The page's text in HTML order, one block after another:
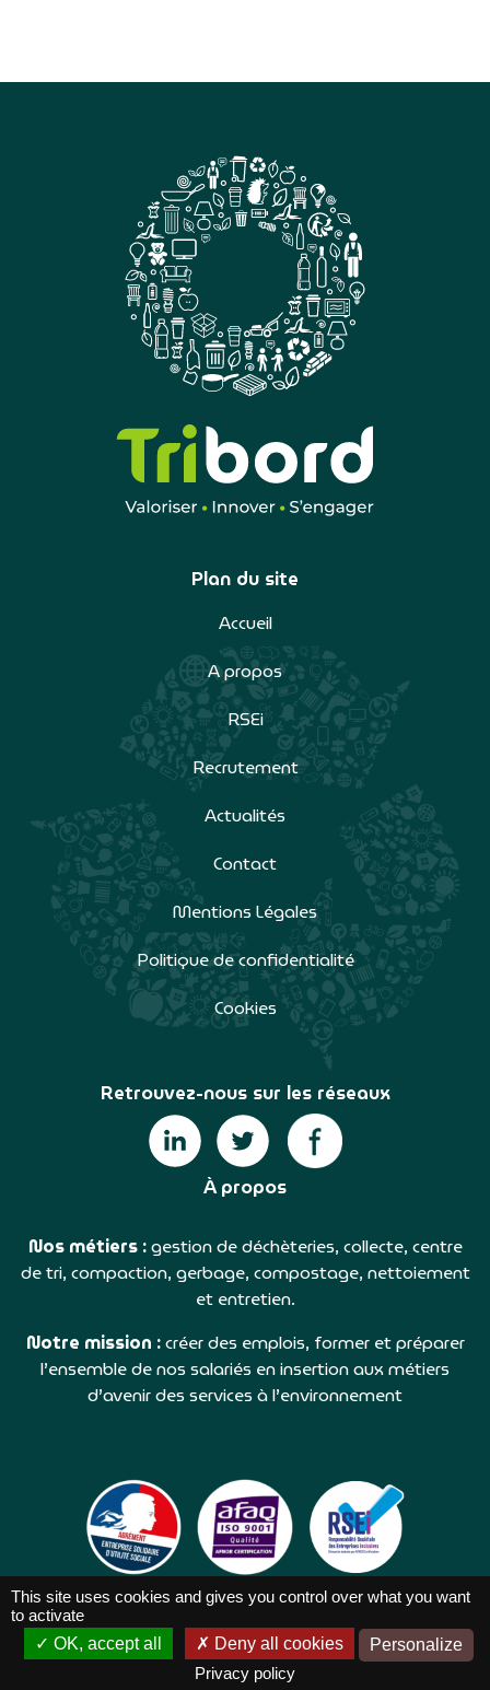
Plan du site
Accueil
A propos
RSEi
Recrutement
Actualités
Contact
Mentions Légales
Politique de confidentialité
Cookies
Retrouvez-nous sur les réseaux
À propos
Nos métiers :gestion de déchèteries, collecte, centre
de tri, compaction, gerbage, compostage, nettoiement
et entretien.
Notre mission :créer des emplois, former et préparer
l’ensemble de nos salariés en insertion aux métiers
d’avenir des services à l’environnement
TRIBORD ©2026 |Réalisation NetCURD
This site uses cookies and gives you control over what you want
to activate
OK, accept all
Deny all cookies
Personalize
Privacy policy